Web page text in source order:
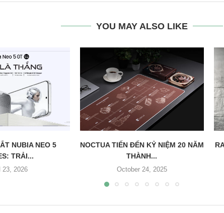
YOU MAY ALSO LIKE
NUBIA NEO 5
TRẢI...
23, 2026
NOCTUA TIẾN ĐẾN KỶ NIỆM 20 NĂM
THÀNH...
October 24, 2025